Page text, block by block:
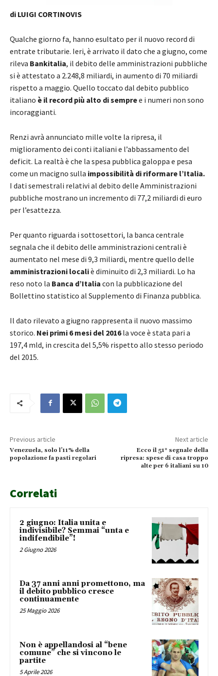
di LUIGI CORTINOVIS
Qualche giorno fa, hanno esultato per il nuovo record di
entrate tributarie. Ieri, è arrivato il dato che a giugno, come
rileva Bankitalia, il debito delle amministrazioni pubbliche
si è attestato a 2.248,8 miliardi, in aumento di 70 miliardi
rispetto a maggio. Quello toccato dal debito pubblico
italiano è il record più alto di sempree i numeri non sono
incoraggianti.
Renzi avrà annunciato mille volte la ripresa, il
miglioramento dei conti italiani e l’abbassamento del
deficit. La realtà è che la spesa pubblica galoppa e pesa
come un macigno sulla impossibilità di riformare l’Italia.
I dati semestrali relativi al debito delle Amministrazioni
pubbliche mostrano un incremento di 77,2 miliardi di euro
per l’esattezza.
Per quanto riguarda i sottosettori, la banca centrale
segnala che il debito delle amministrazioni centrali è
aumentato nel mese di 9,3 miliardi, mentre quello delle
amministrazioni localiè diminuito di 2,3 miliardi. Lo ha
reso noto la Banca d’Italia con la pubblicazione del
Bollettino statistico al Supplemento di Finanza pubblica.
Il dato rilevato a giugno rappresenta il nuovo massimo
storico. Nei primi 6 mesi del 2016la voce è stata pari a
197,4 mld, in crescita del 5,5% rispetto allo stesso periodo
del 2015.
Previous article
Venezuela, solo l’11% della
popolazione fa pasti regolari
Next article
Ecco il 51° segnale della
ripresa: spese di casa troppo
alte per 6 italiani su 10
Correlati
2 giugno: Italia unita e
indivisibile? Semmai “unta e
indifendibile”!
2 Giugno 2026
Da 37 anni anni promettono, ma
il debito pubblico cresce
continuamente
25 Maggio 2026
Non è appellandosi al “bene
comune” che si vincono le
partite
5 Aprile 2026